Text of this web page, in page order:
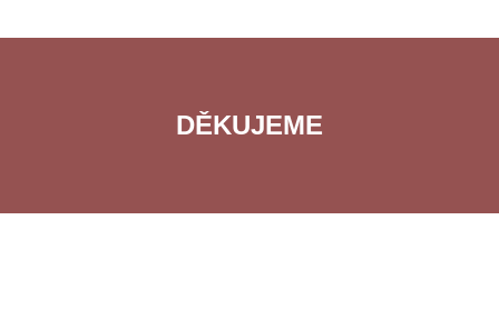
DĚKUJEME